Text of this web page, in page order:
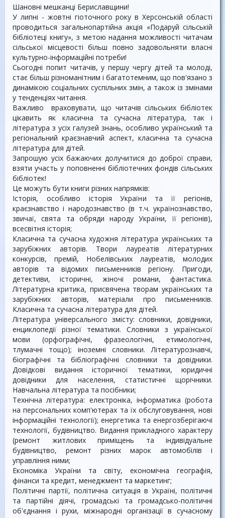
Шановні мешканці Бериславщини!
У липні - жовтні гіоточного року в Херсонській області
проводиться загальнопартійна акція «Подаруй сільській
бібліотеці книгу», з метою надання можливості читачам
сільської місцевості більш повно задовольняти власні
культурно-інформаційні потреби!
Сьогодні попит читачів, у першу чергу дітей та молоді,
стає більш різноманітним і багатотемним, що пов'язано з
динамікою соціальних суспільних змін, а також із змінами
у тенденціях читання.
Важливо враховувати, що читачів сільських бібліотек
цікавить як класична та сучасна література, так і
література з усіх галузей знань, особливо український та
регіональний краєзнавчий аспект, класична та сучасна
література для дітей.
Запрошую усіх бажаючих долучитися до доброї справи,
взяти участь у поповненні бібліотечних фондів сільських
бібліотек!
Це можуть бути книги різних напрямків:
Історія, особливо історія України та її регіонів,
краєзнавство і народознавство (в т.ч. українознавство,
звичаї, свята та обряди народу України, її регіонів),
всесвітня історія;
Класична та сучасна художня література українських та
зарубіжних авторів. Твори лауреатів літературних
конкурсів, премій, Нобелівських лауреатів, молодих
авторів та відомих письменників регіону. Пригоди,
детективи, історичні, жіночі романи, фантастика.
Літературна критика, присвячена творам українських та
зарубіжних авторів, матеріали про письменників.
Класична та сучасна література для дітей.
Література універсального змісту: словники, довідники,
енциклопедії різної тематики. Словники з української
мови (орфографічні, фразеологічні, етимологічні,
тлумачні тощо); іноземні словники. Літературознавчі,
біографічні та бібліографічні словники та довідники.
Довідкові видання історичної тематики, юридичні
довідники для населення, статистичні щорічники.
Навчальна література та посібники;
Технічна література: електроніка, інформатика (робота
на персональних комп'ютерах та їх обслуговування, нові
інформаційні технології); енергетика та енергозберігаючі
технології, будівництво. Видання прикладного характеру
(ремонт житлових приміщень та індивідуальне
будівництво, ремонт різних марок автомобілів і
управління ними;
Економіка України та світу, економічна географія,
фінанси та кредит, менеджмент та маркетинг;
Політичні партії, політична ситуація в Україні, політичні
та партійні діячі, громадські та громадсько-політичні
об'єднання і рухи, міжнародні організації в сучасному